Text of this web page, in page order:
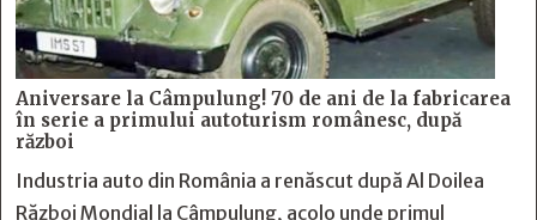
Aniversare la Câmpulung! 70 de ani de la fabricarea
în serie a primului autoturism românesc, după
război
Industria auto din România a renăscut după Al Doilea
Război Mondial la Câmpulung, acolo unde primul